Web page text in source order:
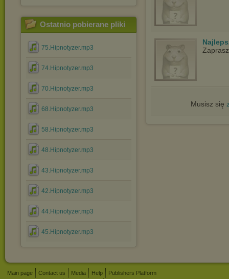
Ostatnio pobierane pliki
75.Hipnotyzer.mp3
74.Hipnotyzer.mp3
70.Hipnotyzer.mp3
68.Hipnotyzer.mp3
58.Hipnotyzer.mp3
48.Hipnotyzer.mp3
43.Hipnotyzer.mp3
42.Hipnotyzer.mp3
44.Hipnotyzer.mp3
45.Hipnotyzer.mp3
Musisz się
Main page Contact us Media Help
Publishers Platform